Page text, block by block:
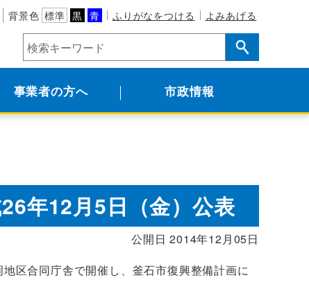
背景色 標準 黒 青 ふりがなをつける よみあげる
事業者の方へ 市政情報
年12月5日（金）公表
公開日 2014年12月05日
区合同庁舎で開催し、釜石市復興整備計画に